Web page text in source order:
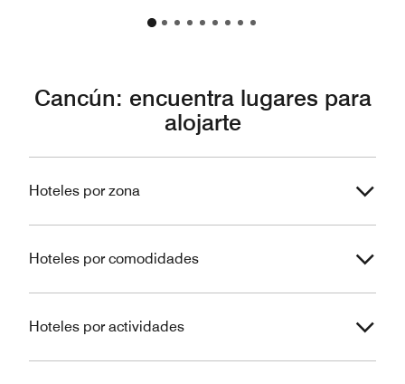
Cancún: encuentra lugares para
alojarte
Hoteles por zona
Hoteles por comodidades
Hoteles por actividades